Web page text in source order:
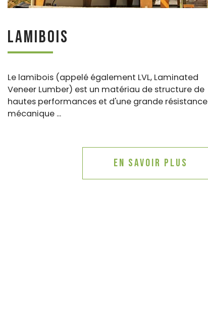
Lamibois
Le lamibois (appelé également LVL, Laminated
Veneer Lumber) est un matériau de structure de
hautes performances et d'une grande résistance
mécanique ...
En savoir plus